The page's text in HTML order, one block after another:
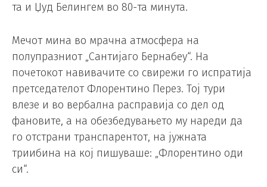
та и Џуд Белингем во 80-та минута.
Мечот мина во мрачна атмосфера на
полупразниот „Сантијаго Бернабеу“. На
почетокот навивачите со свирежи го испратија
претседателот Флорентино Перез. Тој тури
влезе и во вербална расправија со дел од
фановите, а на обезбедувањето му нареди да
го отстрани транспарентот, на јужната
триибина на кој пишуваше: „Флорентино оди
си“.